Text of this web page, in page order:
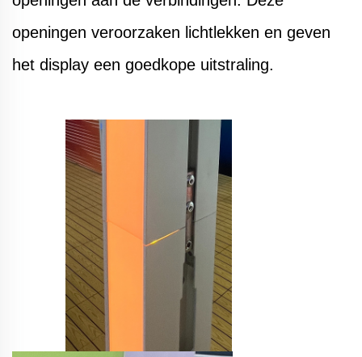
openingen veroorzaken lichtlekken en geven
het display een goedkope uitstraling.